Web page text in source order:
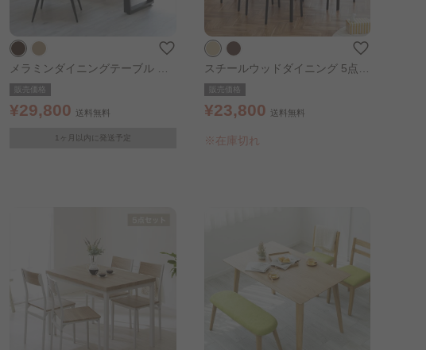
メラミンダイニングテーブル 幅1
20㎝ ブラウン
販売価格
¥29,800 送料無料
1ヶ月以内に発送予定
スチールウッドダイニング 5点セ
ット SWD-1100 ナチュラル/ブラ
ック
販売価格
¥23,800 送料無料
※在庫切れ